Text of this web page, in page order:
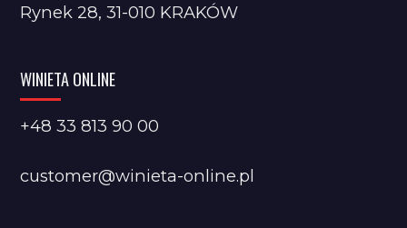
Rynek 28, 31-010 KRAKÓW
WINIETA ONLINE
+48 33 813 90 00
customer@winieta-online.pl